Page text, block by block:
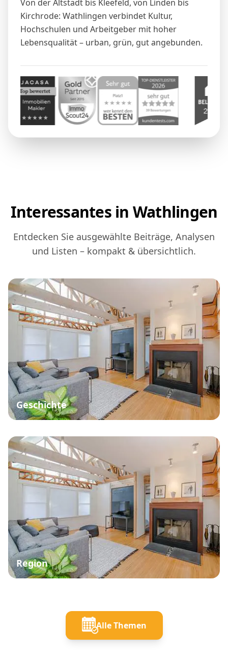
Von der Altstadt bis Kleefeld, von Linden bis
Kirchrode: Wathlingen verbindet Kultur,
Hochschulen und Arbeitgeber mit hoher
Lebensqualität – urban, grün, gut angebunden.
Interessantes in Wathlingen
Entdecken Sie ausgewählte Beiträge, Analysen
und Listen – kompakt & übersichtlich.
Geschichte
Region
Alle Themen